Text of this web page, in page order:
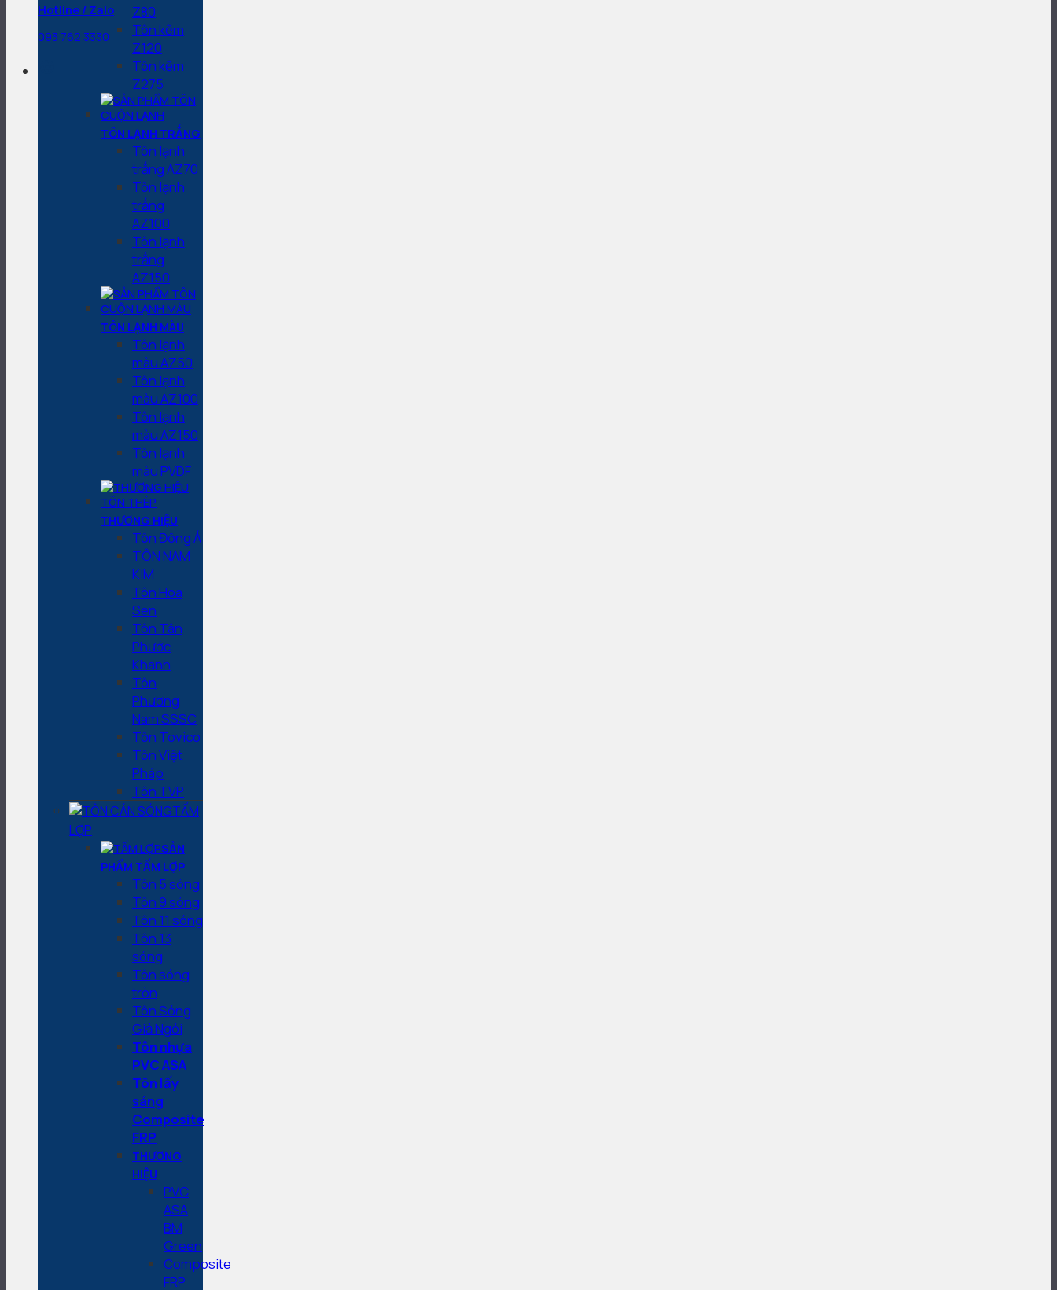
Hotline / Zalo
093 762 3330
Z80
Tôn kẽm
Z120
Tôn kẽm
Z275
TÔN LẠNH TRẮNG
Tôn lạnh
trắng AZ70
Tôn lạnh
trắng
AZ100
Tôn lạnh
trắng
AZ150
TÔN LẠNH MÀU
Tôn lạnh
màu AZ50
Tôn lạnh
màu AZ100
Tôn lạnh
màu AZ150
Tôn lạnh
màu PVDF
THƯƠNG HIỆU
Tôn Đông Á
TÔN NAM
KIM
Tôn Hoa
Sen
Tôn Tân
Phước
Khanh
Tôn
Phương
Nam SSSC
Tôn Tovico
Tôn Việt
Pháp
Tôn TVP
TẤM
LỢP
SẢN
PHẨM TẤM LỢP
Tôn 5 sóng
Tôn 9 sóng
Tôn 11 sóng
Tôn 13
sóng
Tôn sóng
tròn
Tôn Sóng
Giả Ngói
Tôn nhựa
PVC ASA
Tôn lấy
sáng
Composite
FRP
THƯƠNG
HIỆU
PVC
ASA
BM
Green
Composite
FRP